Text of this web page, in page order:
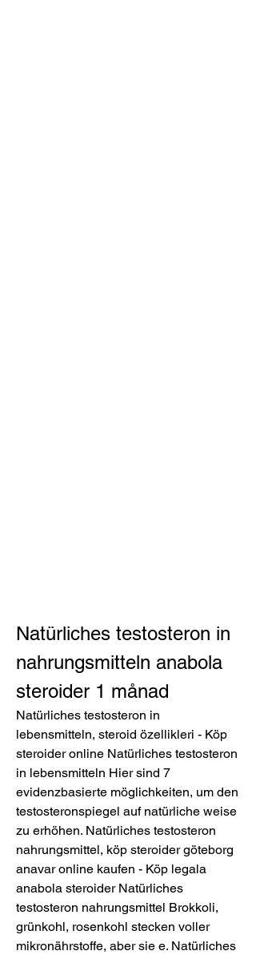
Natürliches testosteron in
nahrungsmitteln anabola
steroider 1 månad
Natürliches testosteron in
lebensmitteln, steroid özellikleri - Köp
steroider online Natürliches testosteron
in lebensmitteln Hier sind 7
evidenzbasierte möglichkeiten, um den
testosteronspiegel auf natürliche weise
zu erhöhen. Natürliches testosteron
nahrungsmittel, köp steroider göteborg
anavar online kaufen - Köp legala
anabola steroider Natürliches
testosteron nahrungsmittel Brokkoli,
grünkohl, rosenkohl stecken voller
mikronährstoffe, aber sie e. Natürliches